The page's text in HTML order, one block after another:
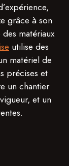
grâce à son
matériaux
utilise des
matériel de
précises et
un chantier
et un